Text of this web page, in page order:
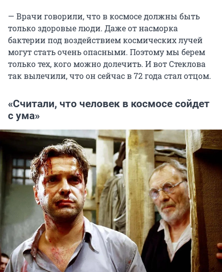
— Врачи говорили, что в космосе должны быть
только здоровые люди. Даже от насморка
бактерии под воздействием космических лучей
могут стать очень опасными. Поэтому мы берем
только тех, кого можно долечить. И вот Стеклова
так вылечили, что он сейчас в 72 года стал отцом.
«Считали, что человек в космосе сойдет
с ума»